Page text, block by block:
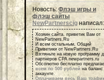
Новость:Флэш игры и
флэш сайты
NewPartnerscig написал:
Хозяин сайта, приветик Вам от
NewPartners.Ru
И всем остальным, Общий
Приветики от NewPartners.Ru
Взгляньте на новую программу
партнеров СРА newpartners.ru
Обсолютно бесплатно
всем по 500 рублей на баланс
аккаунте.
Оплачиваем весь Ваш